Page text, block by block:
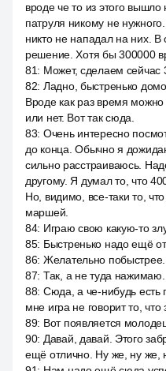
вроде че то из этого
патруля никому не
никто не нападал на них.
решение. Хотя бы 300000
81: Может, сделаем сейчас
82: Ладно, быстренько
Вроде как раз время
или нет. Вот так сюда.
83: Очень интересно
до конца. Обычно я
сильно расстраиваюсь.
другому. Я думал то, что
Но, видимо, все-таки то,
маршей.
84: Играю свою какую-то
85: Быстренько надо ещё
86: Желательно побыстрее.
87: Так, а не туда нажимаю.
88: Сюда, а че-нибудь есть
мне игра не говорит то, что
89: Вот появляется
90: Давай, давай. Этого
ещё отлично. Ну же, ну же,